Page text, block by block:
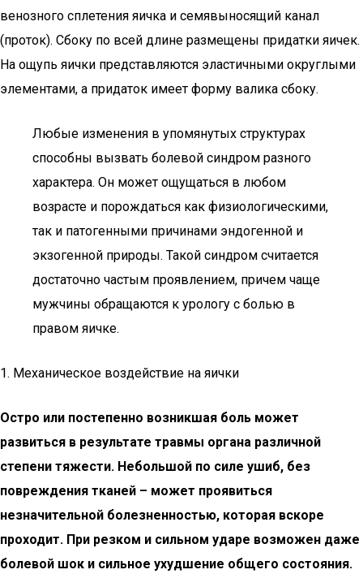
венозного сплетения яичка и семявыносящий канал
(проток). Сбоку по всей длине размещены придатки яичек.
На ощупь яички представляются эластичными округлыми
элементами, а придаток имеет форму валика сбоку.
Любые изменения в упомянутых структурах
способны вызвать болевой синдром разного
характера. Он может ощущаться в любом
возрасте и порождаться как физиологическими,
так и патогенными причинами эндогенной и
экзогенной природы. Такой синдром считается
достаточно частым проявлением, причем чаще
мужчины обращаются к урологу с болью в
правом яичке.
1. Механическое воздействие на яички
Остро или постепенно возникшая боль может
развиться в результате травмы органа различной
степени тяжести. Небольшой по силе ушиб, без
повреждения тканей – может проявиться
незначительной болезненностью, которая вскоре
проходит. При резком и сильном ударе возможен даже
болевой шок и сильное ухудшение общего состояния.